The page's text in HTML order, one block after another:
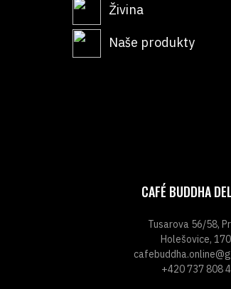
Živina
Naše produkty
CAFÉ BUDDHA
Tusarova 56/58,
Holešovice,
+420 737 808